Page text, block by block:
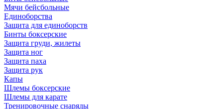
Мячи бейсбольные
Единоборства
Защита для единоборств
Бинты боксерские
Защита груди, жилеты
Защита ног
Защита паха
Защита рук
Капы
Шлемы боксерские
Шлемы для карате
Тренировочные снаряды